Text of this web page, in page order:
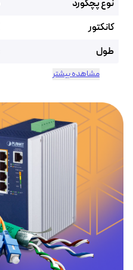
نوع پچکورد
کانکتور
طول
مشاهده بیشتر